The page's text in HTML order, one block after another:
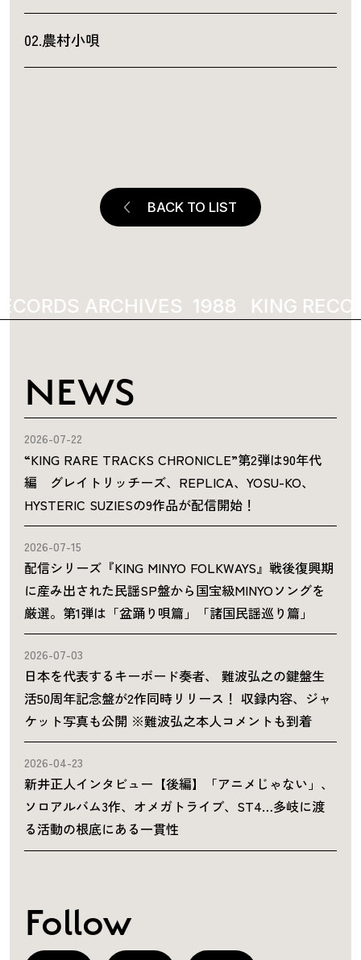
02.農村小唄
BACK TO LIST
ARCHIVES 1988 KING
NEWS
2026-07-22
“KING RARE TRACKS CHRONICLE”第2弾は90年代
編 グレイトリッチーズ、REPLICA、YOSU-KO、
HYSTERIC SUZIESの9作品が配信開始！
2026-07-15
配信シリーズ『KING MINYO FOLKWAYS』戦後復興期
に産み出された民謡SP盤から国宝級MINYOソングを
厳選。第1弾は「盆踊り唄篇」「諸国民謡巡り篇」
2026-07-03
日本を代表するキーボード奏者、 難波弘之の鍵盤生
活50周年記念盤が2作同時リリース！ 収録内容、ジャ
ケット写真も公開 ※難波弘之本人コメントも到着
2026-04-23
新井正人インタビュー【後編】「アニメじゃない」、
ソロアルバム3作、オメガトライブ、ST4…多岐に渡
る活動の根底にある一貫性
Follow